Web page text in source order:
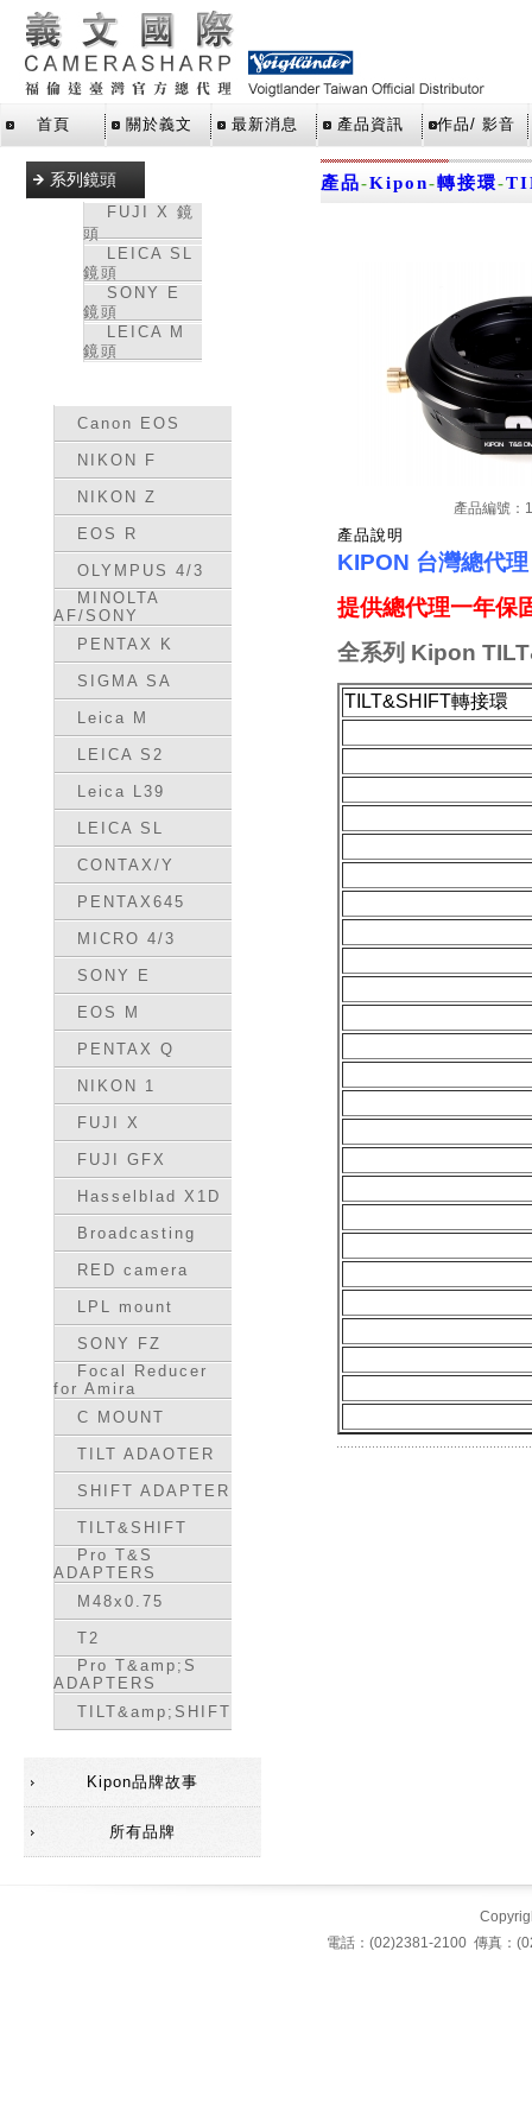
首頁 關於義文 最新消息 產品資訊 作品/ 影音
系列鏡頭
FUJI X 鏡
頭
LEICA SL
鏡頭
SONY E
鏡頭
LEICA M
鏡頭
Canon EOS
NIKON F
NIKON Z
EOS R
OLYMPUS 4/3
MINOLTA
AF/SONY
PENTAX K
SIGMA SA
Leica M
LEICA S2
Leica L39
LEICA SL
CONTAX/Y
PENTAX645
MICRO 4/3
SONY E
EOS M
PENTAX Q
NIKON 1
FUJI X
FUJI GFX
Hasselblad X1D
Broadcasting
RED camera
LPL mount
SONY FZ
Focal Reducer
for Amira
C MOUNT
TILT ADAOTER
SHIFT ADAPTER
TILT&SHIFT
Pro T&S
ADAPTERS
M48x0.75
T2
Pro T&amp;S
ADAPTERS
TILT&amp;SHIFT
Kipon品牌故事
所有品牌
產品-Kipon-轉接環-
產品編號：
產品說明
KIPON 台灣總代
提供總代理一年保
全系列 Kipon
TILT&SHIFT轉接環
電話：(02)2381-2100 傳真：